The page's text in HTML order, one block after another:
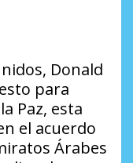
Donald
para
Paz, esta
el acuerdo
Árabes